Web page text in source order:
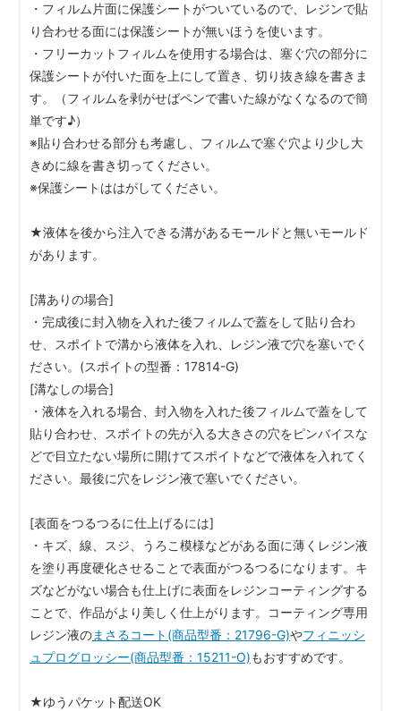
・フィルム片面に保護シートがついているので、レジンで貼
り合わせる面には保護シートが無いほうを使います。
・フリーカットフィルムを使用する場合は、塞ぐ穴の部分に
保護シートが付いた面を上にして置き、切り抜き線を書きま
す。（フィルムを剥がせばペンで書いた線がなくなるので簡
単です♪）
※貼り合わせる部分も考慮し、フィルムで塞ぐ穴より少し大
きめに線を書き切ってください。
※保護シートははがしてください。
★液体を後から注入できる溝があるモールドと無いモールド
があります。
[溝ありの場合]
・完成後に封入物を入れた後フィルムで蓋をして貼り合わ
せ、スポイトで溝から液体を入れ、レジン液で穴を塞いでく
ださい。(スポイトの型番：17814-G)
[溝なしの場合]
・液体を入れる場合、封入物を入れた後フィルムで蓋をして
貼り合わせ、スポイトの先が入る大きさの穴をピンバイスな
どで目立たない場所に開けてスポイトなどで液体を入れてく
ださい。最後に穴をレジン液で塞いでください。
[表面をつるつるに仕上げるには]
・キズ、線、スジ、うろこ模様などがある面に薄くレジン液
を塗り再度硬化させることで表面がつるつるになります。キ
ズなどがない場合も仕上げに表面をレジンコーティングする
ことで、作品がより美しく仕上がります。コーティング専用
レジン液のまさるコート(商品型番：21796-G)やフィニッシ
ュプログロッシー(商品型番：15211-O)もおすすめです。
★ゆうパケット配送OK